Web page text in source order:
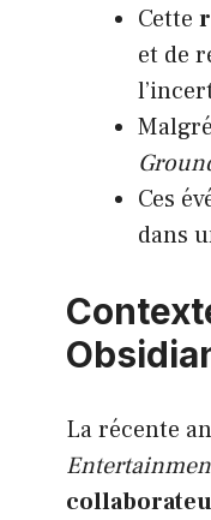
Cette
et de
Ces
dans
La récente